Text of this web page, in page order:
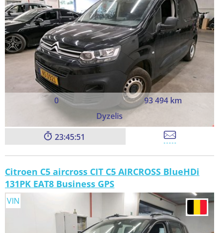
0
93 494 km
Dyzelis
23:45:49
Citroen C5 aircross CIT C5 AIRCROSS BlueHDi
131PK EAT8 Business GPS
VIN